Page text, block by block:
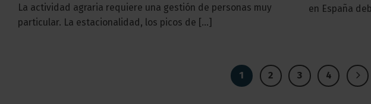
La actividad agraria requiere una gestión de personas muy
particular. La estacionalidad, los picos de [...]
en España
1 2 3 4